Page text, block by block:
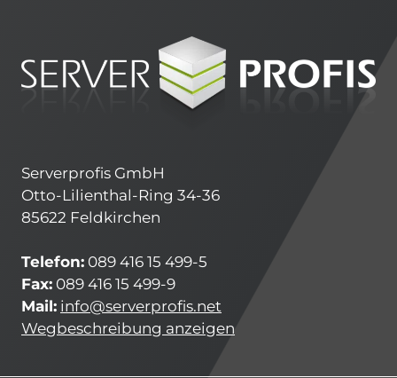
Serverprofis GmbH
Otto-Lilienthal-Ring 34-36
85622 Feldkirchen
Telefon: 089 416 15 499-5
Fax: 089 416 15 499-9
Mail: info@serverprofis.net
Wegbeschreibung anzeigen